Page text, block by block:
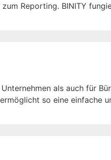
Reporting. BINITY
als auch für
so eine einfache